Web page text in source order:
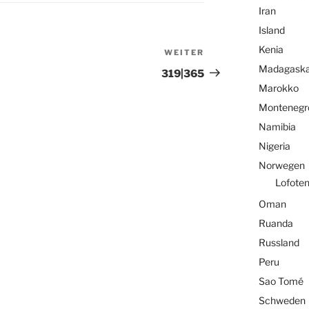
Beitrag
WEITER
319|365
Iran
Island
Kenia
Marokko
Namibia
Nigeria
Norwegen
Lofoten
Oman
Ruanda
Russland
Peru
Sao Tomé
Schweden